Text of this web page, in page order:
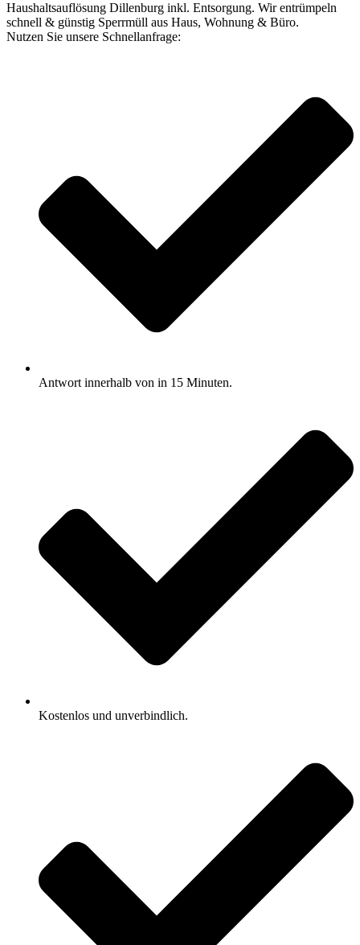
Haushaltsauflösung Dillenburg inkl. Entsorgung. Wir entrümpeln
schnell & günstig Sperrmüll aus Haus, Wohnung & Büro.
Nutzen Sie unsere Schnellanfrage:
Antwort innerhalb von in 15 Minuten.
Kostenlos und unverbindlich.